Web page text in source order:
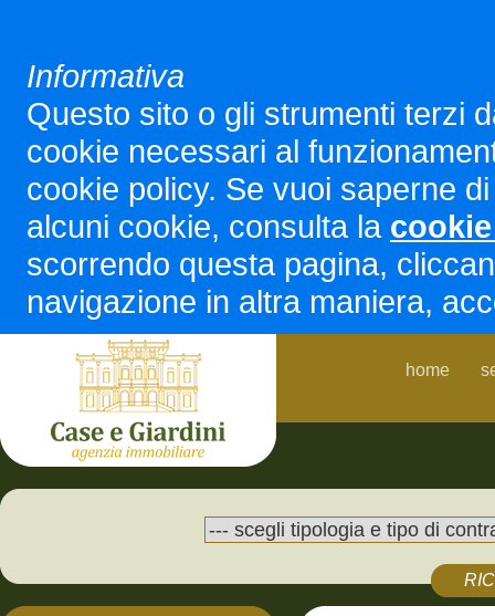
Informativa
Questo sito o gli strumenti terzi
cookie necessari al
cookie policy. Se vuoi saperne
alcuni cookie, consulta la
scorrendo questa pagina,
navigazione in altra maniera,
home